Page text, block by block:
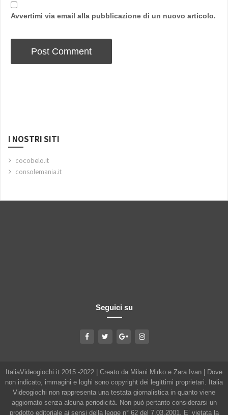
Avvertimi via email alla pubblicazione di un nuovo articolo.
I NOSTRI SITI
cocobelo.it
consolemania.it
Seguici su
ItaliaVideogiochi.it 2015 -2022 | Creato da Milani Mirko e Zara Ivan | Dove
non indicato, immagini e loghi sono copyright dei legittimi proprietari. Italia
Videogiochi non rappresenta una testata giornalistica in quanto viene
aggiornato senza alcuna periodicità. Non può pertanto considerarsi un
prodotto editoriale ai sensi della legge n° 62 del 7.03.2001. E’ vietata la